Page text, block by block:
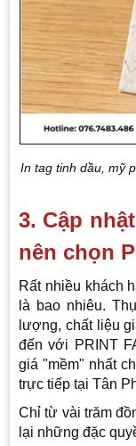
In tag tinh dầu, mỹ
3. Cập
nên chọn
Rất nhiều khách
là bao nhiêu.
lượng, chất liệu
đến với PRINT
giá "mềm" nhất
trực tiếp tại Tân
Chỉ từ vài trăm
lại những đặc